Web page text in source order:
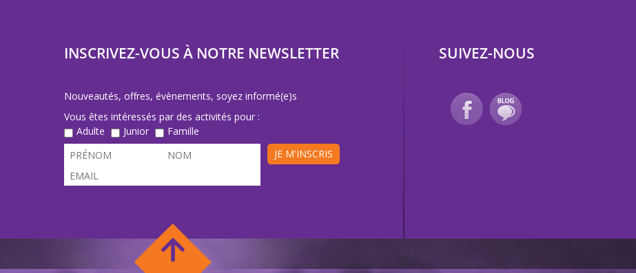
INSCRIVEZ-VOUS À NOTRE NEWSLETTER
Nouveautés, offres, évènements, soyez informé(e)s
Vous êtes intéressés par des activités pour :
Adulte
Junior
Famille
JE M'INSCRIS
SUIVEZ-NOUS